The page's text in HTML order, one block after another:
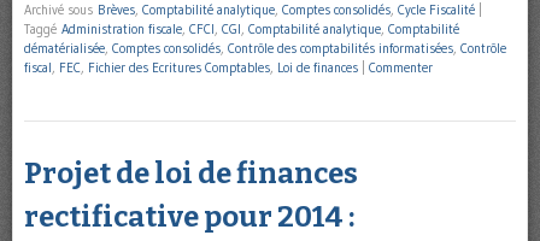
Archivé sous Brèves, Comptabilité analytique, Comptes consolidés, Cycle Fiscalité
Taggé Administration fiscale, CFCI, CGI, Comptabilité analytique, Comptabilité
dématérialisée, Comptes consolidés, Contrôle des comptabilités informatisées, Contrôle
fiscal, FEC, Fichier des Ecritures Comptables, Loi de finances Commenter
Projet de loi de finances
rectificative pour 2014 :